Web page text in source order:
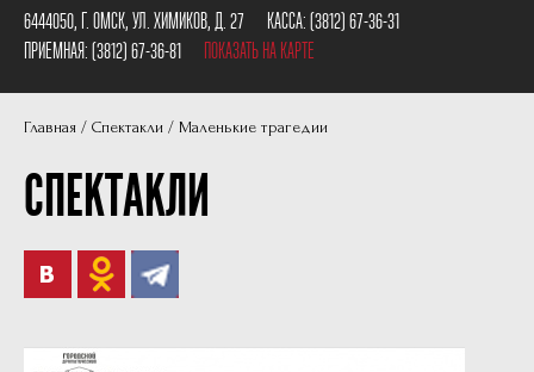
Пушкинская картаНаши партнеры
6444050, Г. ОМСК, УЛ. ХИМИКОВ, Д. 27 КАССА:(3812) 67-36-31
ПРИЕМНАЯ:(3812) 67-36-81 ПОКАЗАТЬ НА КАРТЕ
Главная Спектакли Маленькие трагедии
СПЕКТАКЛИ